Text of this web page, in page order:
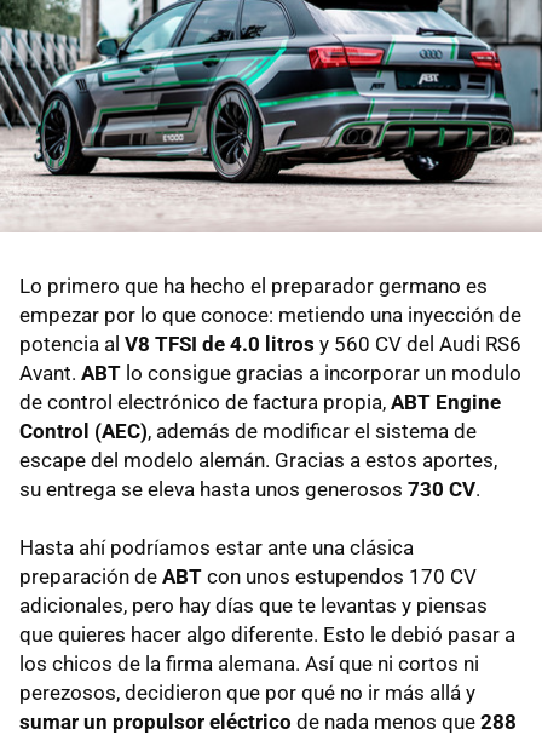
Lo primero que ha hecho el preparador germano es
empezar por lo que conoce: metiendo una inyección de
potencia al V8 TFSI de 4.0 litros y 560 CV del Audi RS6
Avant. ABT lo consigue gracias a incorporar un modulo
de control electrónico de factura propia, ABT Engine
Control (AEC), además de modificar el sistema de
escape del modelo alemán. Gracias a estos aportes,
su entrega se eleva hasta unos generosos 730 CV.
Hasta ahí podríamos estar ante una clásica
preparación de ABT con unos estupendos 170 CV
adicionales, pero hay días que te levantas y piensas
que quieres hacer algo diferente. Esto le debió pasar a
los chicos de la firma alemana. Así que ni cortos ni
perezosos, decidieron que por qué no ir más allá y
sumar un propulsor eléctrico de nada menos que 288